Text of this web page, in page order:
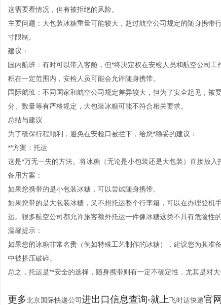
这需要看情况，但有被拒绝的风险。
主要问题：大包装冰糖重量可能较大，超过航空公司规定的随身携
寸限制。
建议：
国内航班：有时可以带入客舱，但*终决定权在安检人员和航空公司
积在一定范围内，安检人员可能会允许随身携带。
国际航班：不同国家和航空公司规定差异较大，但为了安全起见，
分、数量等有严格规定，大包装冰糖可能不符合相关要求。
总结与建议
为了确保行程顺利，避免在安检口被拦下，给您*稳妥的建议：
**方案：托运
这是*万无一失的方法。将冰糖（无论是小包装还是大包装）直接放
备用方案：
如果您携带的是小包装冰糖，可以尝试随身携带。
如果您带的是大包装冰糖，又不想托运整个行李箱，可以在办理登机
运。很多航空公司都允许旅客额外托运一件像冰糖这类不具有危险性
温馨提示：
如果您的冰糖非常名贵（例如特殊工艺制作的冰糖），建议您为其准
中被挤压破碎。
总之，托运是**安全的选择，随身携带则有一定不确定性，尤其是对
更多北京国际快递公司进出口信息查询-就上飞时达快递官